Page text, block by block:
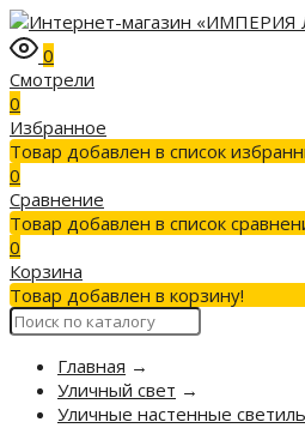
0
Смотрели
0
Избранное
Товар добавлен в список
0
Сравнение
Товар добавлен в список
0
Корзина
Товар добавлен в корзину!
Главная →
Уличный свет →
Уличные настенные